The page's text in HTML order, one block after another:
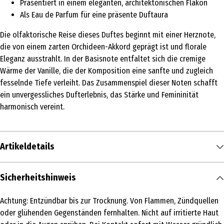
Präsentiert in einem eleganten, architektonischen Flakon
Als Eau de Parfum für eine präsente Duftaura
Die olfaktorische Reise dieses Duftes beginnt mit einer Herznote,
die von einem zarten Orchideen-Akkord geprägt ist und florale
Eleganz ausstrahlt. In der Basisnote entfaltet sich die cremige
Wärme der Vanille, die der Komposition eine sanfte und zugleich
fesselnde Tiefe verleiht. Das Zusammenspiel dieser Noten schafft
ein unvergessliches Dufterlebnis, das Stärke und Femininität
harmonisch vereint.
Artikeldetails
Inhalt
Produkttyp
Sicherheitshinweis
Achtung: Entzündbar bis zur Trocknung. Von Flammen, Zündquellen
oder glühenden Gegenständen fernhalten. Nicht auf irritierte Haut